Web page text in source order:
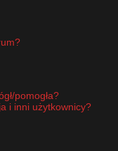
pomogła?
i inni użytkownicy?